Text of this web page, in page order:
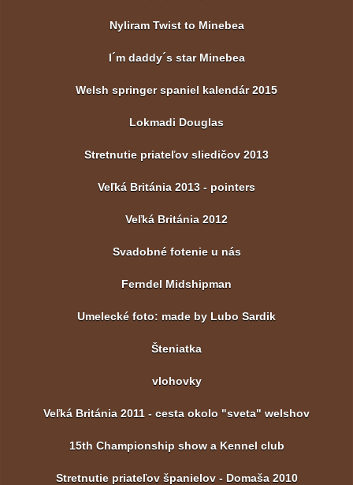
Nyliram Twist to Minebea
I´m daddy´s star Minebea
Welsh springer spaniel kalendár 2015
Lokmadi Douglas
Stretnutie priateľov sliedičov 2013
Veľká Británia 2013 - pointers
Veľká Británia 2012
Svadobné fotenie u nás
Ferndel Midshipman
Umelecké foto: made by Lubo Sardik
Šteniatka
vlohovky
Veľká Británia 2011 - cesta okolo "sveta" welshov
15th Championship show a Kennel club
Stretnutie priateľov španielov - Domaša 2010